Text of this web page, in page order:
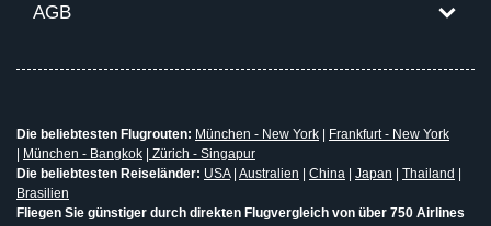
AGB
Die beliebtesten Flugrouten: München - New York
Frankfurt - New York
München - Bangkok
Zürich - Singapur
Die beliebtesten Reiseländer: USA| Australien China Japan Thailand
Brasilien
Fliegen Sie günstiger durch direkten Flugvergleich von über 750 Airlines